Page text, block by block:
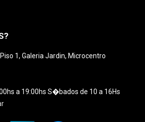
1, Galeria Jardin, Microcentro
a 19:00hs S�bados de 10 a 16Hs